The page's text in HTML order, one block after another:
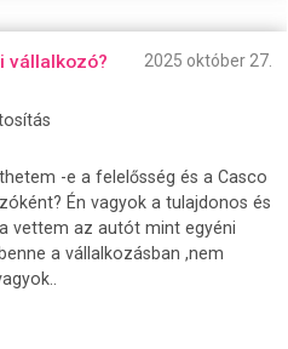
vállalkozó?
2025 október 27.
-e a felelősség és a Casco
Én vagyok a tulajdonos és
vettem az autót mint egyéni
a vállalkozásban ,nem